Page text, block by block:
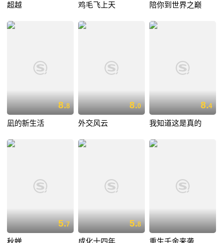
超越 鸡毛飞上天 陪你到世界之巅
8.8
凪的新生活
8.0
外交风云
8.4
我知道这是真的
5.7 5.8